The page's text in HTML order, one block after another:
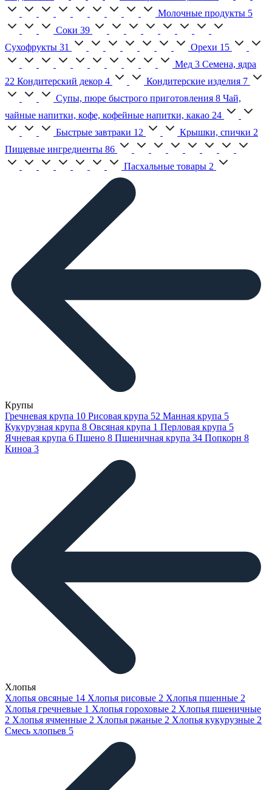
Молочные продукты 5
Соки 39
Сухофрукты 31 Орехи 15
Мед 3 Семена, ядра
22 Кондитерский декор 4 Кондитерские изделия 7
Супы, пюре быстрого приготовления 8 Чай,
чайные напитки, кофе, кофейные напитки, какао 24
Быстрые завтраки 12 Крышки, спички 2
Пищевые ингредиенты 86
Пасхальные товары 2
Крупы
Гречневая крупа 10 Рисовая крупа 52 Манная крупа 5
Кукурузная крупа 8 Овсяная крупа 1 Перловая крупа 5
Ячневая крупа 6 Пшено 8 Пшеничная крупа 34 Попкорн 8
Киноа 3
Хлопья
Хлопья овсяные 14 Хлопья рисовые 2 Хлопья пшенные 2
Хлопья гречневые 1 Хлопья гороховые 2 Хлопья пшеничные
2 Хлопья ячменные 2 Хлопья ржаные 2 Хлопья кукурузные 2
Смесь хлопьев 5